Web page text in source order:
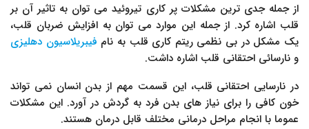
از جمله جدی ترین مشکلات پر کاری تیروئید می توان به تاثیر آن بر
قلب اشاره کرد. از جمله این موارد می توان به افزایش ضربان قلب،
یک مشکل در بی نظمی ریتم کاری قلب به نام فیبریلاسیون دهلیزی
و نارسائی احتقانی قلب اشاره داشت.
در نارسایی احتقانی قلب، این قسمت مهم از بدن انسان نمی تواند
خون کافی را برای نیاز های بدن فرد به گردش در آورد. این مشکلات
عموما با انجام مراحل درمانی مختلف قابل درمان هستند.